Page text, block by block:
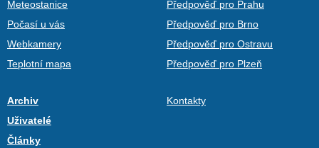
Meteostanice
Počasí u vás
Webkamery
Teplotní mapa
Předpověď pro Prahu
Předpověď pro Brno
Předpověď pro Ostravu
Předpověď pro Plzeň
Archiv
Uživatelé
Články
Kontakty